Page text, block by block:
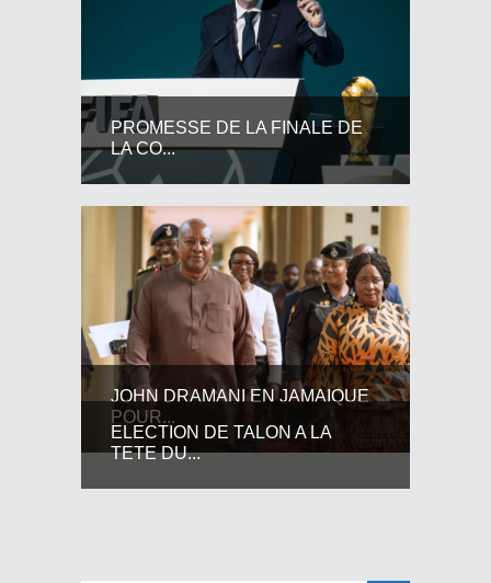
PROMESSE DE LA FINALE DE
LA CO...
JOHN DRAMANI EN JAMAIQUE
POUR...
ELECTION DE TALON A LA
TETE DU...